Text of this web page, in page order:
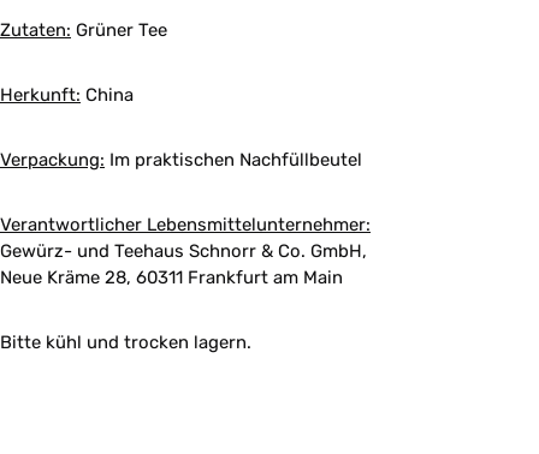
Zutaten: Grüner Tee
Herkunft: China
Verpackung: Im praktischen Nachfüllbeutel
Verantwortlicher Lebensmittelunternehmer:
Gewürz- und Teehaus Schnorr & Co. GmbH,
Neue Kräme 28, 60311 Frankfurt am Main
Bitte kühl und trocken lagern.